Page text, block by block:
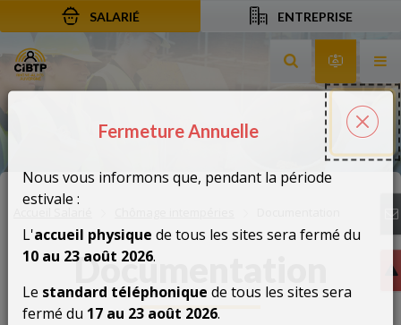
Aller au contenu
Aller à la recherche
Aller à la navigation
SALARIÉ ENTREPRISE
Rechercher sur
Documentation
Fermeture Annuelle
Nous vous informons que, pendant la période
estivale :
L'accueil physique de tous les sites sera fermé du
10 au 23 août 2026.
Le standard téléphonique de tous les sites sera
fermé du 17 au 23 août 2026.